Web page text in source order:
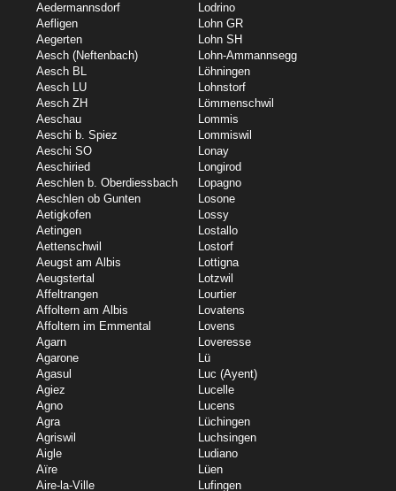
Aedermannsdorf
Aefligen
Aegerten
Aesch (Neftenbach)
Aesch BL
Aesch LU
Aesch ZH
Aeschau
Aeschi b. Spiez
Aeschi SO
Aeschiried
Aeschlen b. Oberdiessbach
Aeschlen ob Gunten
Aetigkofen
Aetingen
Aettenschwil
Aeugst am Albis
Aeugstertal
Affeltrangen
Affoltern am Albis
Affoltern im Emmental
Agarn
Agarone
Agasul
Agiez
Agno
Agra
Agriswil
Aigle
Aïre
Aire-la-Ville
Lodrino
Lohn GR
Lohn SH
Lohn-Ammannsegg
Löhningen
Lohnstorf
Lömmenschwil
Lommis
Lommiswil
Lonay
Longirod
Lopagno
Losone
Lossy
Lostallo
Lostorf
Lottigna
Lotzwil
Lourtier
Lovatens
Lovens
Loveresse
Lü
Luc (Ayent)
Lucelle
Lucens
Lüchingen
Luchsingen
Ludiano
Lüen
Lufingen